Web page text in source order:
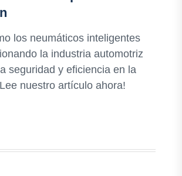
los neumáticos inteligentes
la industria automotriz
seguridad y eficiencia en la
nuestro artículo ahora!